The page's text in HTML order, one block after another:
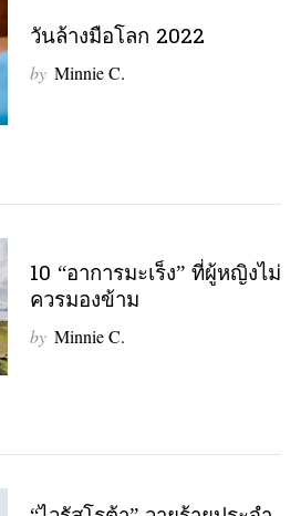
วันล้างมือโลก 2022
by Minnie C.
10 “อาการมะเร็ง” ที่ผู้หญิงไม่
ควรมองข้าม
by Minnie C.